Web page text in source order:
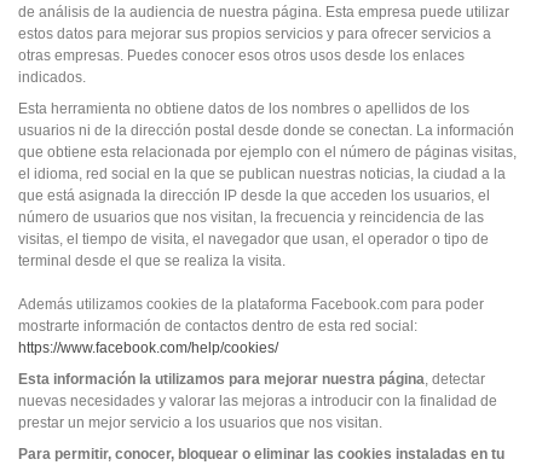
de análisis de la audiencia de nuestra página. Esta empresa puede utilizar
estos datos para mejorar sus propios servicios y para ofrecer servicios a
otras empresas. Puedes conocer esos otros usos desde los enlaces
indicados.
Esta herramienta no obtiene datos de los nombres o apellidos de los
usuarios ni de la dirección postal desde donde se conectan. La información
que obtiene esta relacionada por ejemplo con el número de páginas visitas,
el idioma, red social en la que se publican nuestras noticias, la ciudad a la
que está asignada la dirección IP desde la que acceden los usuarios, el
número de usuarios que nos visitan, la frecuencia y reincidencia de las
visitas, el tiempo de visita, el navegador que usan, el operador o tipo de
terminal desde el que se realiza la visita.
Además utilizamos cookies de la plataforma Facebook.com para poder
mostrarte información de contactos dentro de esta red social:
https://www.facebook.com/help/cookies/
Esta información la utilizamos para mejorar nuestra página, detectar
nuevas necesidades y valorar las mejoras a introducir con la finalidad de
prestar un mejor servicio a los usuarios que nos visitan.
Para permitir, conocer, bloquear o eliminar las cookies instaladas en tu